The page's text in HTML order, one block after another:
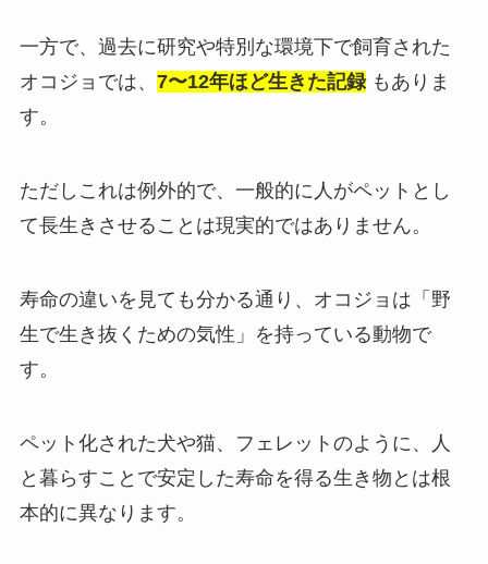
一方で、過去に研究や特別な環境下で飼育された
オコジョでは、 7〜12年ほど生きた記録もありま
す。
ただしこれは例外的で、一般的に人がペットとし
て長生きさせることは現実的ではありません。
寿命の違いを見ても分かる通り、オコジョは「野
生で生き抜くための気性」を持っている動物で
す。
ペット化された犬や猫、フェレットのように、人
と暮らすことで安定した寿命を得る生き物とは根
本的に異なります。